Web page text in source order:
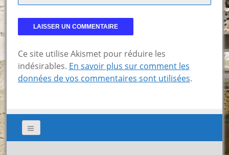
Ce site utilise Akismet pour réduire les
indésirables. En savoir plus sur comment les
données de vos commentaires sont utilisées.